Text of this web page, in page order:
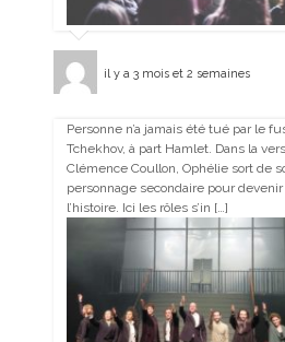
il y a 3 mois et 2 semaines
Personne n’a jamais été tué par le
Tchekhov, à part Hamlet. Dans la
Clémence Coullon, Ophélie sort de
personnage secondaire pour
l’histoire. Ici les rôles s’in […]